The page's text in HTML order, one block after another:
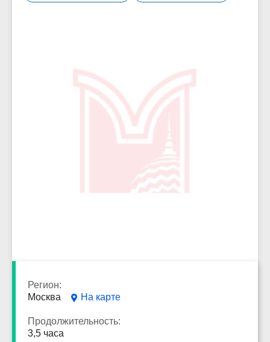
Регион:
Москва
На карте
Продолжительность:
3,5 часа